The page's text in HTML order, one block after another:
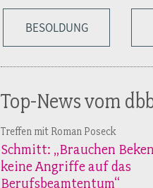
BESOLDUNG
Top-News vom
Treffen mit Roman Poseck
Schmitt: „Brauchen
keine Angriffe auf das
Berufsbeamtentum“